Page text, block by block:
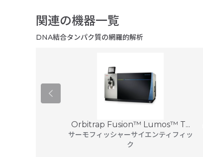
関連の機器一覧
DNA結合タンパク質の網羅的解析
Orbitrap Fusion™ Lumos™ T...
サーモフィッシャーサイエンティフィッ
ク